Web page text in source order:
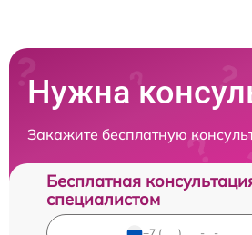
Нужна
Закажите бесплатную
Бесплатная
специалистом